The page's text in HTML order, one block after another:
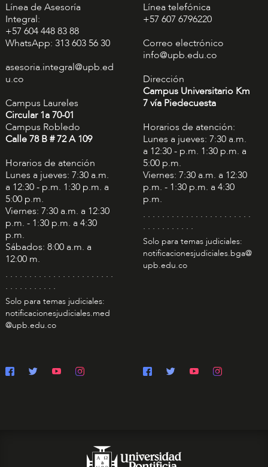
Línea de Asesoría
Integral:
+57 604 448 83 88
WhatsApp: 313 603 56 30
asesoria.integral@upb.ed
u.co
Campus Laureles
Circular 1a 70-01
Campus Robledo
Calle 78 B # 72 A 109
Horarios de atención
Lunes a jueves: 7:30 a.m.
a 12:30 - p.m. 1:30 p.m. a
5:00 p.m.
Viernes: 7:30 a.m. a 12:30
p.m. - 1:30 p.m. a 4:30
p.m.
Sábados: 8:00 a.m. a
12:00 m.
. . . . . . . . . . . . . . . . . . . . . . .
. . . . . . . . . . .
Solo para temas judiciales:
notificacionesjudiciales.med
@upb.edu.co
Línea telefónica
+57 607 6796220
Correo electrónico
info@upb.edu.co
Dirección
Campus Universitario Km
7 vía Piedecuesta
Horarios de atención:
Lunes a jueves: 7:30 a.m.
a 12:30 - p.m. 1:30 p.m. a
5:00 p.m.
Viernes: 7:30 a.m. a 12:30
p.m. - 1:30 p.m. a 4:30
p.m.
. . . . . . . . . . . . . . . . . . . . . . .
. . . . . . . . . . .
Solo para temas judiciales:
notificacionesjudiciales.bga@
upb.edu.co